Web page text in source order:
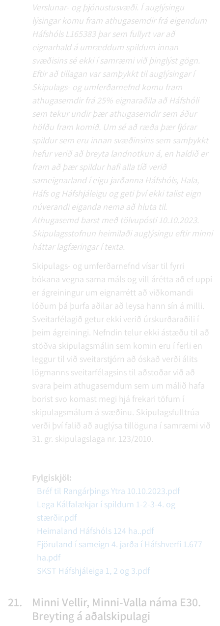
Verslunar- og þjónustusvæði. Í auglýsingu
lýsingar komu fram athugasemdir frá eigendum
Háfshóls L165383 þar sem fullyrt var að
eignarhald á umræddum spildum innan
svæðisins sé ekki í samræmi við þinglýst gögn.
Eftir að tillagan var samþykkt til auglýsingar í
Skipulags- og umferðarnefnd komu fram
athugasemdir frá 25% eignaraðila að Háfshóli
sem tekur undir þær athugasemdir sem áður
höfðu fram komið. Um sé að ræða þær fjórar
spildur sem eru innan svæðinsins sem samþykkt
hefur verið að breyta landnotkun á, en haldið er
fram að þær spildur hafi alla tíð verið
sameignarland í eigu jarðanna Háfshóls, Hala,
Háfs og Háfshjáleigu og geti því ekki talist eign
núverandi eiganda nema að hluta til.
Athugasemd barst með tölvupósti 10.10.2023.
Skipulagsstofnun heimilaði auglýsingu eftir minni
háttar lagfæringar í texta.
Skipulags- og umferðarnefnd vísar til fyrri
bókana vegna sama máls og vill árétta að ef uppi
er ágreiningur um eignarrétt að viðkomandi
lóðum þá þurfa aðilar að leysa hann sín á milli.
Sveitarfélagið getur ekki verið úrskurðaraðili í
þeim ágreiningi. Nefndin telur ekki ástæðu til að
stöðva skipulagsmálin sem komin eru í ferli en
leggur til við sveitarstjórn að óskað verði álits
lögmanns sveitarfélagsins til aðstoðar við að
svara þeim athugasemdum sem um málið hafa
borist svo komast megi hjá frekari töfum í
skipulagsmálum á svæðinu. Skipulagsfulltrúa
verði því falið að auglýsa tillöguna í samræmi við
31. gr. skipulagslaga nr. 123/2010.
Fylgiskjöl:
Bréf til Rangárþings Ytra 10.10.2023.pdf
Lega Kálfalækjar í spildum 1-2-3-4. og
stærðir.pdf
Heimaland Háfshóls 124 ha..pdf
Fjöruland í sameign 4. jarða í Háfshverfi 1.677
ha.pdf
SKST Háfshjáleiga 1, 2 og 3.pdf
21.
Minni Vellir, Minni-Valla náma E30.
Breyting á aðalskipulagi